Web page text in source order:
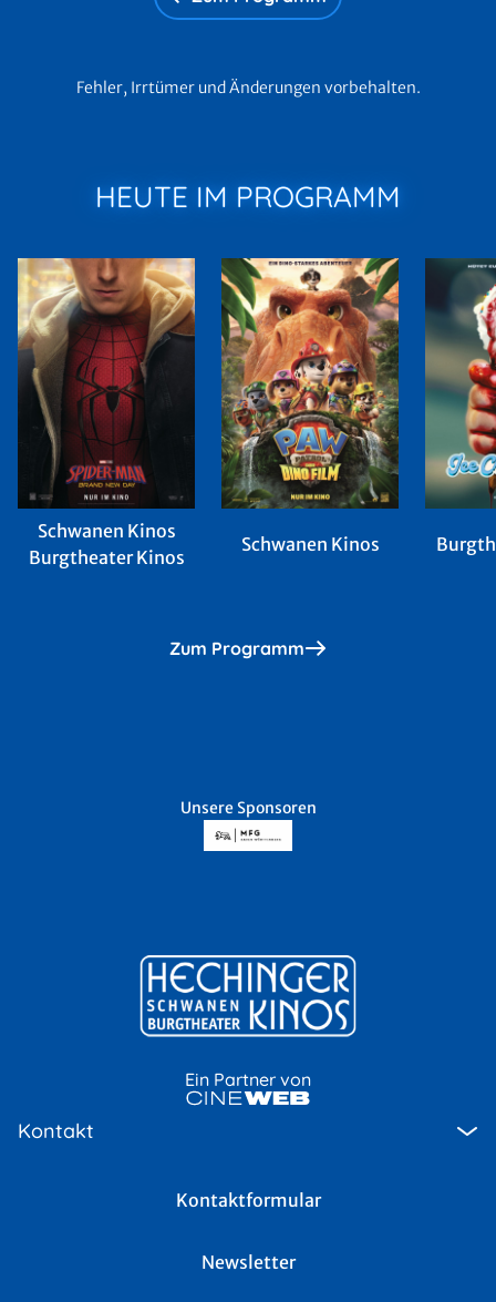
Fehler, Irrtümer und Änderungen vorbehalten.
HEUTE IM PROGRAMM
Schwanen Kinos
Burgtheater Kinos
Schwanen Kinos
Zum Programm
Unsere Sponsoren
Ein Partner von
Kontakt
Kontaktformular
Newsletter